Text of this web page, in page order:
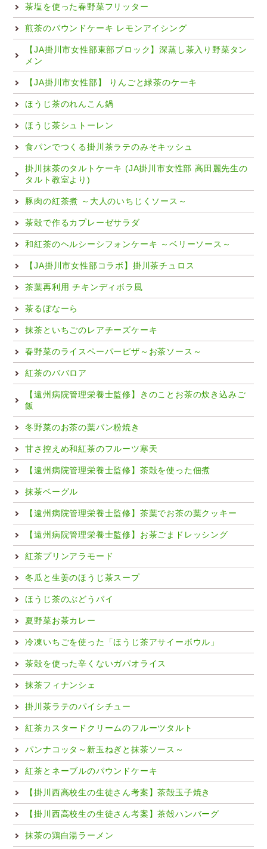
茶塩を使った春野菜フリッター
煎茶のパウンドケーキ レモンアイシング
【JA掛川市女性部東部ブロック】深蒸し茶入り野菜タン
メン
【JA掛川市女性部】 りんごと緑茶のケーキ
ほうじ茶のれんこん鍋
ほうじ茶シュトーレン
食パンでつくる掛川茶ラテのみそキッシュ
掛川抹茶のタルトケーキ (JA掛川市女性部 高田麗先生の
タルト教室より)
豚肉の紅茶煮 ～大人のいちじくソース～
茶殻で作るカプレーゼサラダ
和紅茶のヘルシーシフォンケーキ ～ベリーソース～
【JA掛川市女性部コラボ】掛川茶チュロス
茶葉再利用 チキンディボラ風
茶るぼなーら
抹茶といちごのレアチーズケーキ
春野菜のライスペーパーピザ～お茶ソース～
紅茶のババロア
【遠州病院管理栄養士監修】きのことお茶の炊き込みご
飯
冬野菜のお茶の葉パン粉焼き
甘さ控えめ和紅茶のフルーツ寒天
【遠州病院管理栄養士監修】茶殻を使った佃煮
抹茶ベーグル
【遠州病院管理栄養士監修】茶葉でお茶の葉クッキー
【遠州病院管理栄養士監修】お茶ごまドレッシング
紅茶プリンアラモード
冬瓜と生姜のほうじ茶スープ
ほうじ茶のぶどうパイ
夏野菜お茶カレー
冷凍いちごを使った「ほうじ茶アサイーボウル」
茶殻を使った辛くないガパオライス
抹茶フィナンシェ
掛川茶ラテのパイシチュー
紅茶カスタードクリームのフルーツタルト
パンナコッタ～新玉ねぎと抹茶ソース～
紅茶とネーブルのパウンドケーキ
【掛川西高校生の生徒さん考案】茶殻玉子焼き
【掛川西高校生の生徒さん考案】茶殻ハンバーグ
抹茶の鶏白湯ラーメン